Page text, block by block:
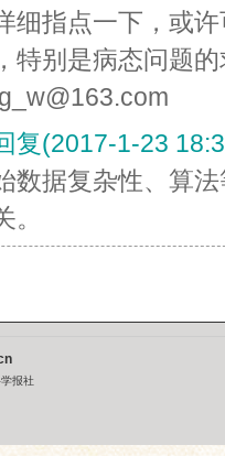
细指点一下，或
特别是病态问题
复(2017-1-23
数据复杂性、算
。
报社